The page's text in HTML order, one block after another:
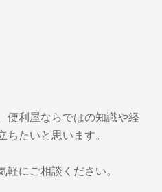
便利屋ならではの知識や経
たいと思います。
軽にご相談ください。